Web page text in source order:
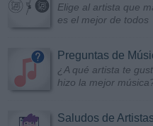
Elige al artista que
es el mejor de todos
Preguntas de
¿A qué artista te
hizo la mejor
Saludos de Artistas